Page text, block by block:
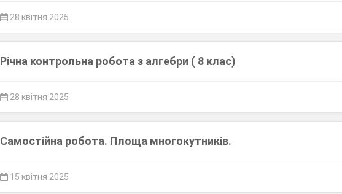
28 квітня 2025
Річна контрольна робота з алгебри ( 8 клас)
28 квітня 2025
Самостійна робота. Площа многокутників.
15 квітня 2025